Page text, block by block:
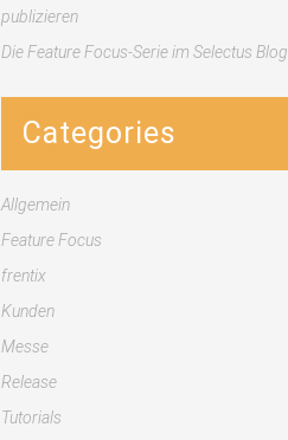
publizieren
Die Feature Focus-Serie im Selectus Blog
Categories
Allgemein
Feature Focus
frentix
Kunden
Messe
Release
Tutorials